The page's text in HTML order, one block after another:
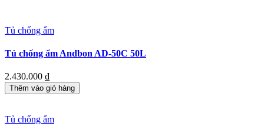
Tủ chống ẩm
Tủ chống ẩm Andbon AD-50C 50L
2.430.000 ₫
Thêm vào giỏ hàng
Tủ chống ẩm